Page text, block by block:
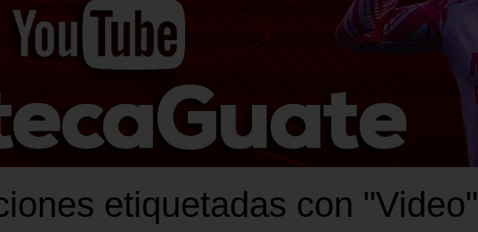
etiquetadas con "Video"